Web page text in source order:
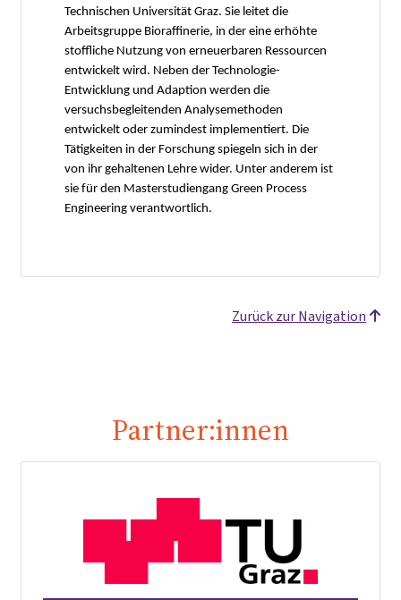
Technischen Universität Graz. Sie leitet die
Arbeitsgruppe Bioraffinerie, in der eine erhöhte
stoffliche Nutzung von erneuerbaren Ressourcen
entwickelt wird. Neben der Technologie-
Entwicklung und Adaption werden die
versuchsbegleitenden Analysemethoden
entwickelt oder zumindest implementiert. Die
Tätigkeiten in der Forschung spiegeln sich in der
von ihr gehaltenen Lehre wider. Unter anderem ist
sie für den Masterstudiengang Green Process
Engineering verantwortlich.
Zurück zur Navigation
Partner:innen